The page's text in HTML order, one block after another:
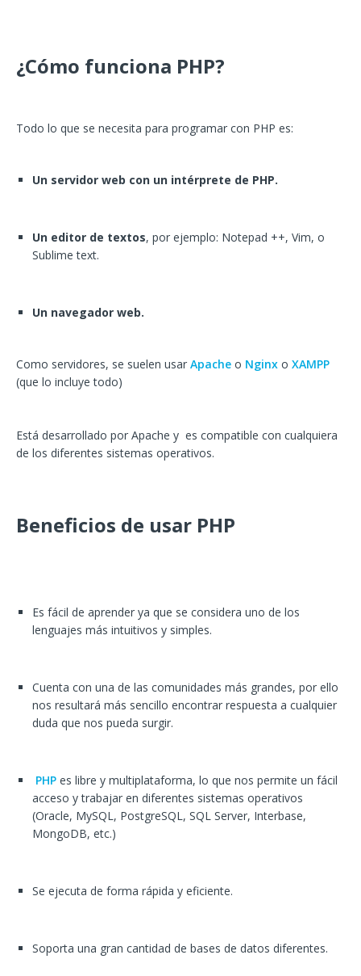
¿Cómo funciona PHP?
Todo lo que se necesita para programar con PHP es:
Un servidor web con un intérprete de PHP.
Un editor de textos, por ejemplo: Notepad ++, Vim, o
Sublime text.
Un navegador web.
Como servidores, se suelen usar Apache o Nginx o XAMPP
(que lo incluye todo)
Está desarrollado por Apache y es compatible con cualquiera
de los diferentes sistemas operativos.
Beneficios de usar PHP
Es fácil de aprender ya que se considera uno de los
lenguajes más intuitivos y simples.
Cuenta con una de las comunidades más grandes, por ello
nos resultará más sencillo encontrar respuesta a cualquier
duda que nos pueda surgir.
PHP es libre y multiplataforma, lo que nos permite un fácil
acceso y trabajar en diferentes sistemas operativos
(Oracle, MySQL, PostgreSQL, SQL Server, Interbase,
MongoDB, etc.)
Se ejecuta de forma rápida y eficiente.
Soporta una gran cantidad de bases de datos diferentes.